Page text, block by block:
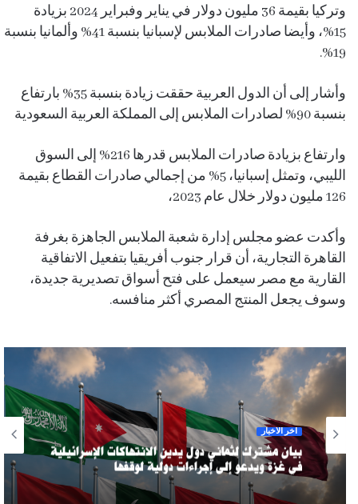
وتركيا بقيمة 36 مليون دولار في يناير وفبراير 2024 بزيادة
15%، وأيضا صادرات الملابس لإسبانيا بنسبة 41% وألمانيا بنسبة
19%.
وأشار إلى أن الدول العربية حققت زيادة بنسبة 35% بارتفاع
بنسبة 90% لصادرات الملابس إلى المملكة العربية السعودية
وارتفاع بزيادة صادرات الملابس قدرها 216% إلى السوق
الليبي، وتمثل إسبانيا، 5% من إجمالي صادرات القطاع بقيمة
126 مليون دولار خلال عام 2023،
وأكدت عضو مجلس إدارة شعبة الملابس الجاهزة بغرفة
القاهرة التجارية، أن قرار جنوب أفريقيا بتفعيل الاتفاقية
القارية مع مصر سيعمل على فتح أسواق تصديرية جديدة،
وسوف يجعل المنتج المصري أكثر منافسه.
آخر الأخبار
بيان مشترك لثماني دول يدين الانتهاكات الإسرائيلية
في غزة ويدعو إلى إجراءات دولية لوقفها